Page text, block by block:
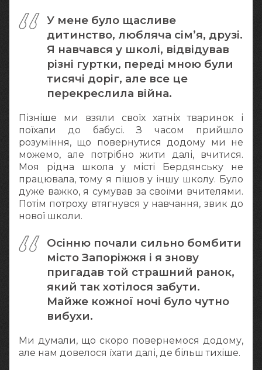
У мене було щасливе
дитинство, любляча сім’я, друзі.
Я навчався у школі, відвідував
різні гуртки, переді мною були
тисячі доріг, але все це
перекреслила війна.
Пізніше ми взяли своїх хатніх тваринок і
поїхали до бабусі. З часом прийшло
розуміння, що повернутися додому ми не
можемо, але потрібно жити далі, вчитися.
Моя рідна школа у місті Бердянську не
працювала, тому я пішов у іншу школу. Було
дуже важко, я сумував за своїми вчителями.
Потім потроху втягнувся у навчання, звик до
нової школи.
Осінню почали сильно бомбити
місто Запоріжжя і я знову
пригадав той страшний ранок,
який так хотілося забути.
Майже кожної ночі було чутно
вибухи.
Ми думали, що скоро повернемося додому,
але нам довелося їхати далі, де більш тихіше.